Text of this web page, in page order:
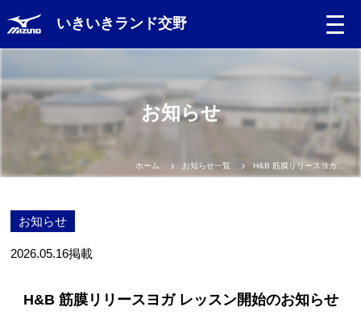
いきいきランド交野
お知らせ
ホーム お知らせ一覧
お知らせ
2026.05.16掲載
H&B 筋膜リリースヨガ レッスン開始のお知らせ